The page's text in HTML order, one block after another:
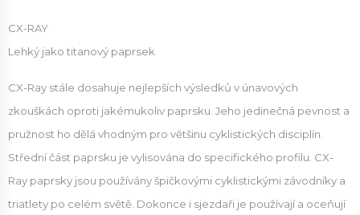
CX-RAY
Lehký jako titanový paprsek
CX-Ray stále dosahuje nejlepších výsledků v únavových
zkouškách oproti jakémukoliv paprsku. Jeho jedinečná pevnost a
pružnost ho dělá vhodným pro většinu cyklistických disciplín.
Střední část paprsku je vylisována do specifického profilu. CX-
Ray paprsky jsou používány špičkovými cyklistickými závodníky a
triatlety po celém světě. Dokonce i sjezdaři je používají a oceňují